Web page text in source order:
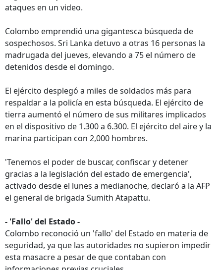
ataques en un video.
Colombo emprendió una gigantesca búsqueda de
sospechosos. Sri Lanka detuvo a otras 16 personas la
madrugada del jueves, elevando a 75 el número de
detenidos desde el domingo.
El ejército desplegó a miles de soldados más para
respaldar a la policía en esta búsqueda. El ejército de
tierra aumentó el número de sus militares implicados
en el dispositivo de 1.300 a 6.300. El ejército del aire y la
marina participan con 2,000 hombres.
'Tenemos el poder de buscar, confiscar y detener
gracias a la legislación del estado de emergencia',
activado desde el lunes a medianoche, declaró a la AFP
el general de brigada Sumith Atapattu.
- 'Fallo' del Estado -
Colombo reconoció un 'fallo' del Estado en materia de
seguridad, ya que las autoridades no supieron impedir
esta masacre a pesar de que contaban con